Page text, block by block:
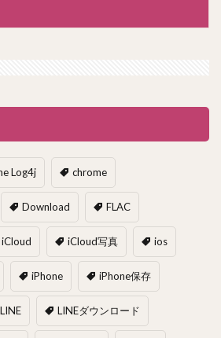
Log4j chrome
Download FLAC
iCloud iCloud写真 ios
iPhone iPhone保存
LINE LINEダウンロード